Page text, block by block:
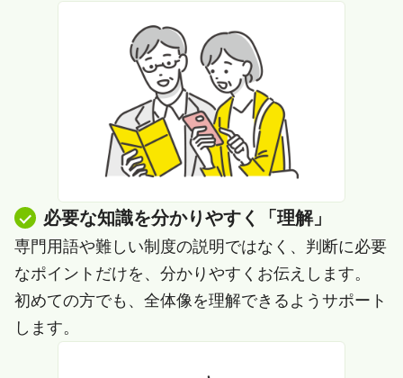
必要な知識を分かりやすく「理解」
専門用語や難しい制度の説明ではなく、判断に必要
なポイントだけを、分かりやすくお伝えします。
初めての方でも、全体像を理解できるようサポート
します。